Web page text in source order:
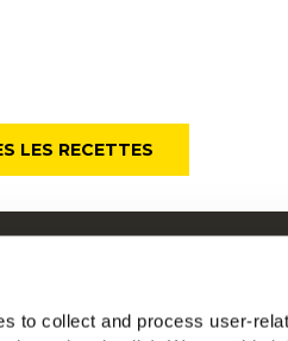
to collect and process user-
LES RECETTES